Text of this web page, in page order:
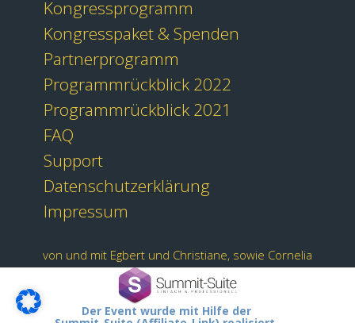
Kongressprogramm
Kongresspaket & Spenden
Partnerprogramm
Programmrückblick 2022
Programmrückblick 2021
FAQ
Support
Datenschutzerklärung
Impressum
von und mit Egbert und Christiane, sowie Cornelia
Der Event wurde mit Hilfe der